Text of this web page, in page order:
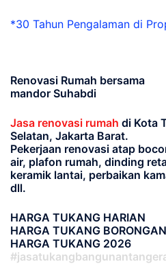
*30 Tahun Pengalaman di
Renovasi Rumah bersama
mandor Suhabdi
Jasa renovasi rumah di Kota
Selatan, Jakarta Barat.
Pekerjaan renovasi atap
air, plafon rumah, dinding
keramik lantai, perbaikan
dll.
HARGA TUKANG HARIAN
HARGA TUKANG BORONGAN
HARGA TUKANG 2026